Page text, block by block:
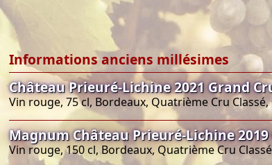
Informations anciens millésimes
Château Prieuré-Lichine 2021 Grand
Vin rouge, 75 cl, Bordeaux, Quatrième Cru
Magnum Château Prieuré-Lichine
Vin rouge, 150 cl, Bordeaux, Quatrième Cru